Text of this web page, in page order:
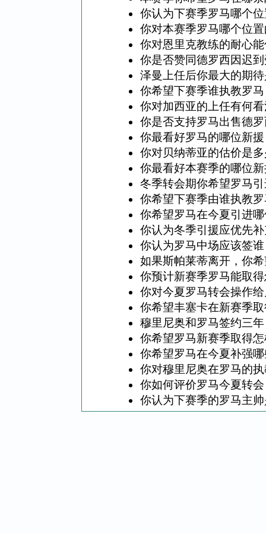
你认为下赛季罗马哪个
你对本赛季罗马哪个位
你对恩里克教练的耐心
你是否赞同德罗西因迟
泽曼上任后你最大的期
你希望下赛季谁执教罗
你对加西亚的上任有何
你是否支持罗马出售德
你最看好罗马的哪位新
你对贝纳蒂亚的估价是
你最看好本赛季的哪位
冬季转会期你希望罗马
你希望下赛季由谁执教
你希望罗马在今夏引进
你认为冬季引援应优先
你认为罗马中场应该签
如果斯帕莱蒂离开，你
你预计新赛季罗马能取
你对今夏罗马转会操作
你希望丰塞卡在新赛季
穆里尼奥和罗马签约三
你希望罗马新赛季取得
你希望罗马在今夏补强
你对穆里尼奥在罗马的
你如何评价罗马今夏转
你认为下赛季的罗马主